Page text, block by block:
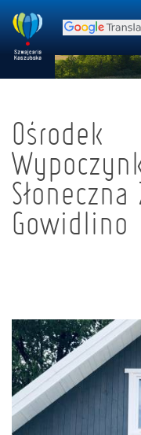
Ośrodek
Gowidlino